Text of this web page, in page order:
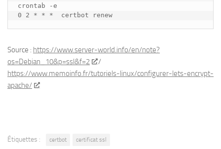
crontab -e
0 2 * * *  certbot renew
Source : https://www.server-world.info/en/note?
os=Debian_10&p=ssl&f=2
/
https://www.memoinfo.fr/tutoriels-linux/configurer-lets-encrypt-
apache/
Étiquettes : certbot certificat ssl